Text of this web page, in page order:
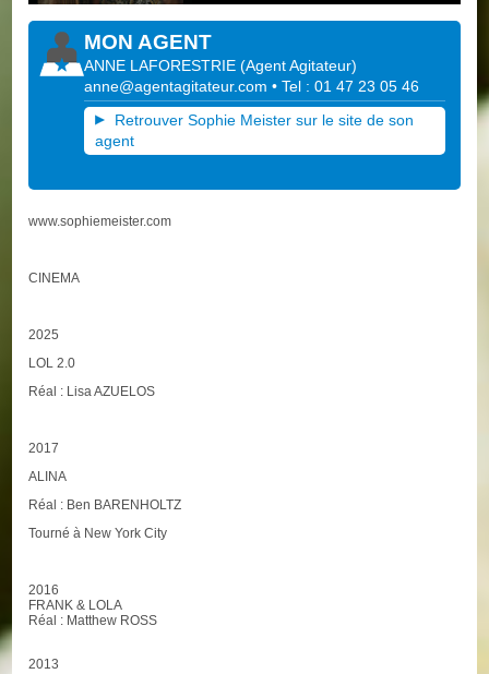
MON AGENT
ANNE LAFORESTRIE (Agent Agitateur)
anne@agentagitateur.com • Tel : 01 47 23 05 46
Retrouver Sophie Meister sur le site de son
agent
www.sophiemeister.com
CINEMA
2025
LOL 2.0
Réal : Lisa AZUELOS
2017
ALINA
Réal : Ben BARENHOLTZ
Tourné à New York City
2016
FRANK & LOLA
Réal : Matthew ROSS
2013